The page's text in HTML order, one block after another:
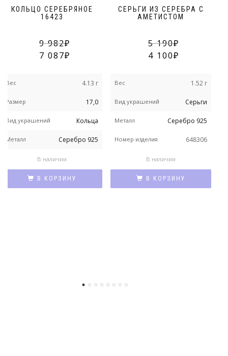
КОЛЬЦО СЕРЕБРЯНОЕ
16423
9 982
7 087
Вес 4.13 г
Размер 17,0
Вид украшений Кольца
Металл Серебро 925
В наличии
В КОРЗИНУ
СЕРЬГИ ИЗ СЕРЕБРА С
АМЕТИСТОМ
5 190
4 100
Вес 1.52 г
Вид украшений Серьги
Металл Серебро 925
Номер изделия 648306
В наличии
В КОРЗИНУ